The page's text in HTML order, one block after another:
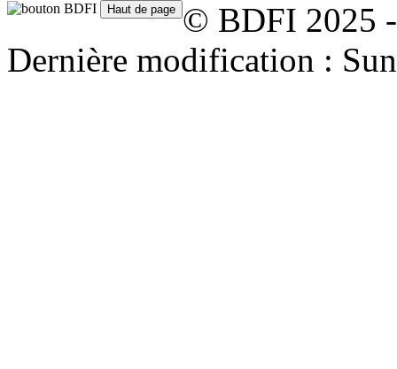
© BDFI 2025
Dernière modification :